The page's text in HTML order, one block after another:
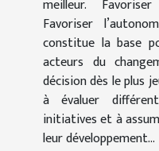
meilleur.
Favoriser
constitue la base
acteurs du
décision dès le plus
à évaluer
initiatives et à
leur développement...